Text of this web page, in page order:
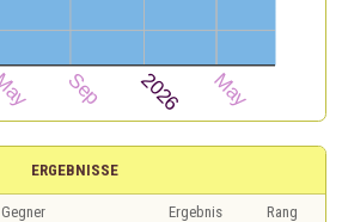
ERGEBNISSE
Gegner Ergebnis
Rang